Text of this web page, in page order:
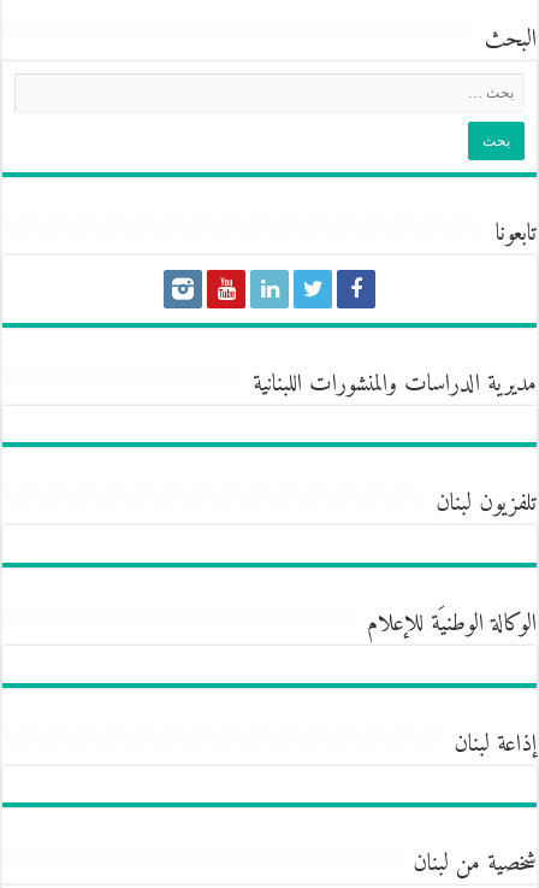
البحث
تابعونا
مديرية الدراسات والمنشورات اللبنانية
تلفزيون لبنان
الوكالة الوطنيَة للإعلام
إذاعة لبنان
شخصية من لبنان